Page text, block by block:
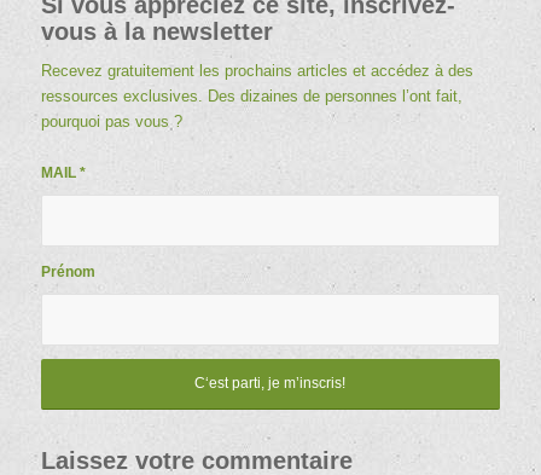
vous à la newsletter
Recevez gratuitement les prochains articles et accédez à des
ressources exclusives. Des dizaines de personnes l’ont fait,
pourquoi pas vous ?
MAIL *
Prénom
Laissez votre commentaire